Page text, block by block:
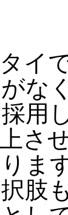
イ
な
用
さ
ま
肢